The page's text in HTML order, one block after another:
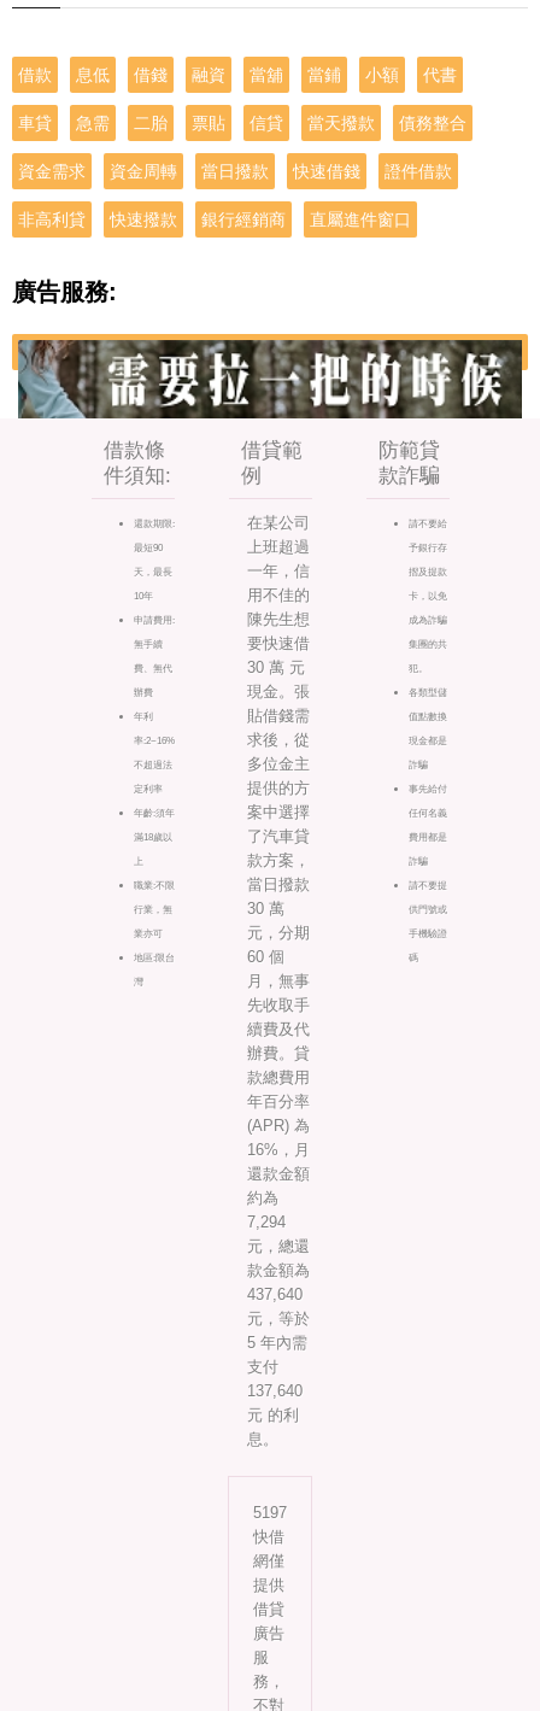
借款 息低 借錢 融資 當舖 當鋪 小額 代書
車貸 急需 二胎 票貼 信貸 當天撥款 債務整合
資金需求 資金周轉 當日撥款 快速借錢 證件借款
非高利貸 快速撥款 銀行經銷商 直屬進件窗口
廣告服務:
借款條
件須知:
還款期限:
最短90
天，最長
10年
申請費用:
無手續
費、無代
辦費
年利
率:2~16%
不超過法
定利率
年齡:須年
滿18歲以
上
職業:不限
行業，無
業亦可
地區:限台
灣
借貸範
例
在某公司
上班超過
一年，信
用不佳的
陳先生想
要快速借
30 萬 元
現金。張
貼借錢需
求後，從
多位金主
提供的方
案中選擇
了汽車貸
款方案，
當日撥款
30 萬
元，分期
60 個
月，無事
先收取手
續費及代
辦費。貸
款總費用
年百分率
(APR) 為
16%，月
還款金額
約為
7,294
元，總還
款金額為
437,640
元，等於
5 年內需
支付
137,640
元 的利
息。
防範貸
款詐騙
請不要給
予銀行存
摺及提款
卡，以免
成為詐騙
集團的共
犯。
各類型儲
值點數換
現金都是
詐騙
事先給付
任何名義
費用都是
詐騙
請不要提
供門號或
手機驗證
碼
5197
快借
網僅
提供
借貸
廣告
服
務，
不對